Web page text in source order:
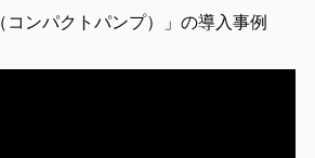
コンパクトパンプ）」の導入事例